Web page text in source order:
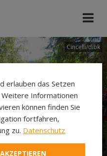
Cincelli/dibk
Via
erlauben das Setzen
Informationen
können finden Sie
fortfahren,
zu. Datenschutz